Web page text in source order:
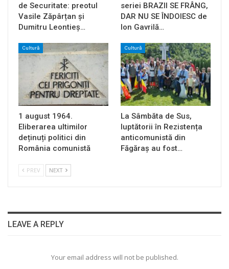
de Securitate: preotul
Vasile Zăpârțan și
Dumitru Leontieș…
seriei BRAZII SE FRÂNG,
DAR NU SE ÎNDOIESC de
Ion Gavrilă…
Cultură
1 august 1964.
Eliberarea ultimilor
deținuți politici din
România comunistă
Cultură
La Sâmbăta de Sus,
luptătorii în Rezistența
anticomunistă din
Făgăraș au fost…
PREV NEXT
LEAVE A REPLY
Your email address will not be published.